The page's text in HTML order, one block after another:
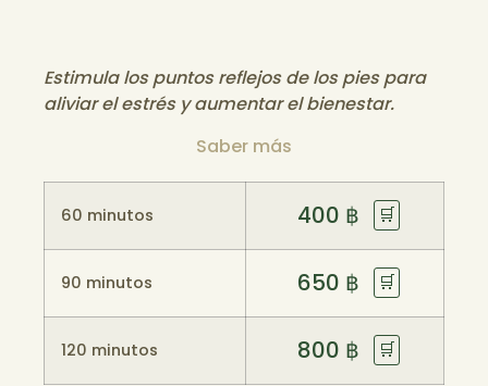
Estimula los puntos reflejos de los pies para
aliviar el estrés y aumentar el bienestar.
Saber más
60 minutos 400 ฿ 🛒
90 minutos 650 ฿ 🛒
120 minutos 800 ฿ 🛒